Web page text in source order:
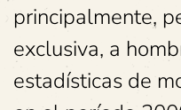
principalmente,
exclusiva, a
estadísticas de